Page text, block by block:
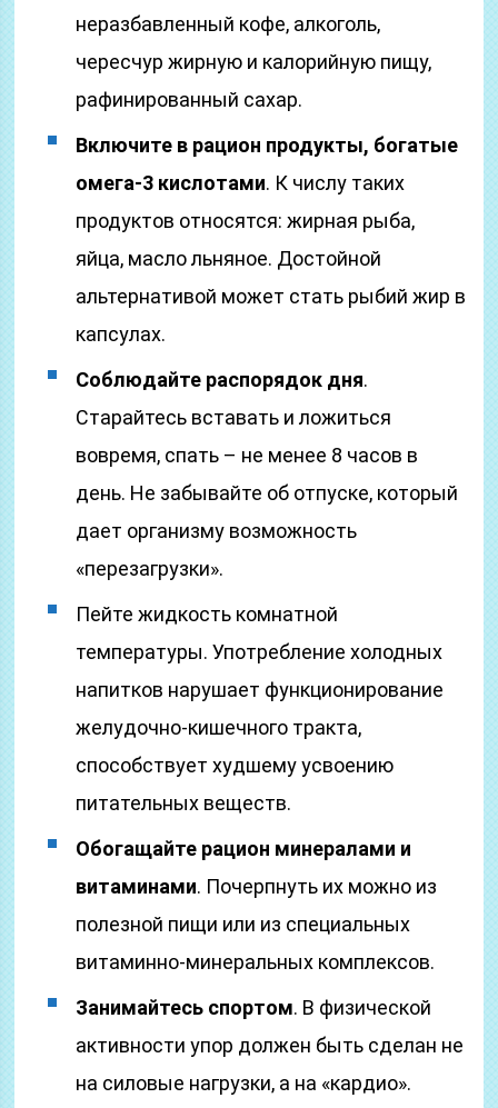
неразбавленный кофе, алкоголь,
чересчур жирную и калорийную пищу,
рафинированный сахар.
Включите в рацион продукты, богатые
омега-3 кислотами. К числу таких
продуктов относятся: жирная рыба,
яйца, масло льняное. Достойной
альтернативой может стать рыбий жир в
капсулах.
Соблюдайте распорядок дня.
Старайтесь вставать и ложиться
вовремя, спать – не менее 8 часов в
день. Не забывайте об отпуске, который
дает организму возможность
«перезагрузки».
Пейте жидкость комнатной
температуры. Употребление холодных
напитков нарушает функционирование
желудочно-кишечного тракта,
способствует худшему усвоению
питательных веществ.
Обогащайте рацион минералами и
витаминами. Почерпнуть их можно из
полезной пищи или из специальных
витаминно-минеральных комплексов.
Занимайтесь спортом. В физической
активности упор должен быть сделан не
на силовые нагрузки, а на «кардио».